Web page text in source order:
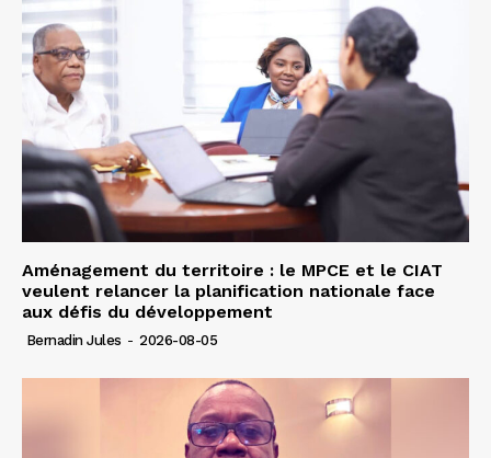
Aménagement du territoire : le MPCE et le CIAT
veulent relancer la planification nationale face
aux défis du développement
Bernadin Jules - 2026-08-05